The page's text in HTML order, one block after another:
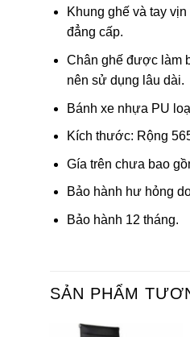
Khung ghế và tay
đẳng cấp.
Chân ghế được làm
nên sử dụng lâu dài.
Bánh xe nhựa PU
Kích thước: Rộng
Gía trên chưa bao
Bảo hành hư hỏng
Bảo hành 12 tháng.
SẢN PHẨM